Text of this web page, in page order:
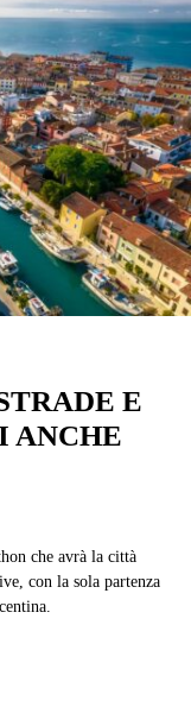
E
ANCHE
che avrà la città
con la sola partenza